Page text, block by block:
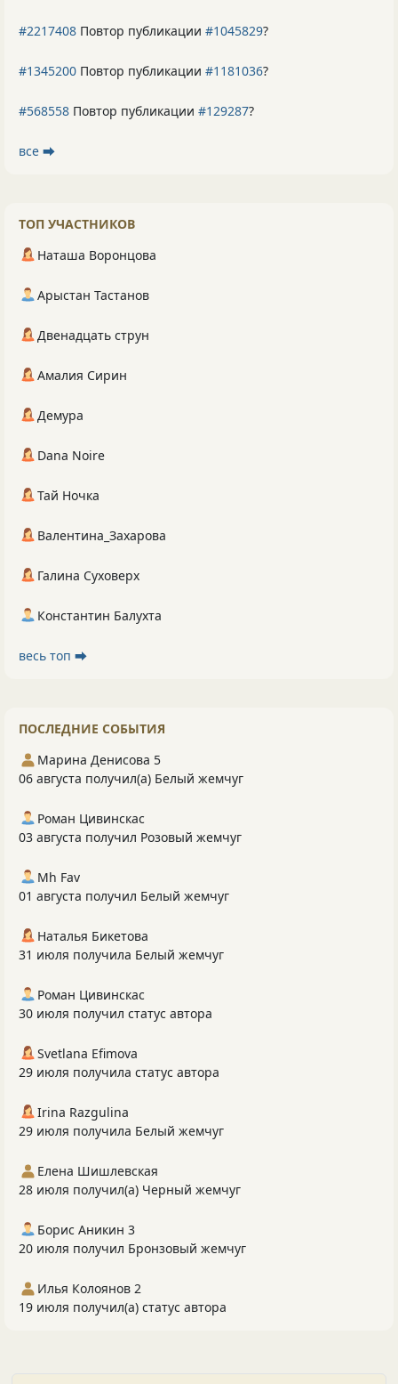
#2217408 Повтор публикации #1045829?
#1345200 Повтор публикации #1181036?
#568558 Повтор публикации #129287?
все ⮕
ТОП УЧАСТНИКОВ
Наташа Воронцова
Арыстан Тастанов
Двенадцать струн
Амалия Сирин
Демура
Dana Noire
Тай Ночка
Валентина_Захарова
Галина Суховерх
Константин Балухта
весь топ ⮕
ПОСЛЕДНИЕ СОБЫТИЯ
Марина Денисова 5
06 августа получил(а) Белый жемчуг
Роман Цивинскас
03 августа получил Розовый жемчуг
Mh Fav
01 августа получил Белый жемчуг
Наталья Бикетова
31 июля получила Белый жемчуг
Роман Цивинскас
30 июля получил статус автора
Svetlana Efimova
29 июля получила статус автора
Irina Razgulina
29 июля получила Белый жемчуг
Елена Шишлевская
28 июля получил(а) Черный жемчуг
Борис Аникин 3
20 июля получил Бронзовый жемчуг
Илья Колоянов 2
19 июля получил(а) статус автора